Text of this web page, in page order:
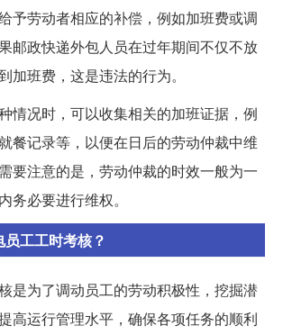
予劳动者相应的补偿，例如加班费或调
邮政快递外包人员在过年期间不仅不放
加班费，这是违法的行为。
情况时，可以收集相关的加班证据，例
餐记录等，以便在日后的劳动仲裁中维
要注意的是，劳动仲裁的时效一般为一
务必要进行维权。
工工时考核？
是为了调动员工的劳动积极性，挖掘潜
高运行管理水平，确保各项任务的顺利